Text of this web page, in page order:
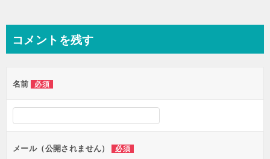
コメントを残す
名前 必須
メール（公開されません） 必須